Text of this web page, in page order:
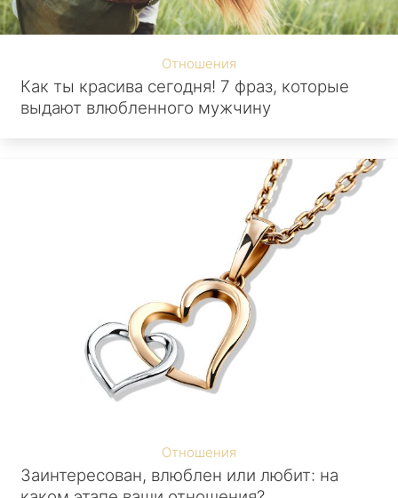
Отношения
Как ты красива сегодня! 7 фраз, которые
выдают влюбленного мужчину
Отношения
Заинтересован, влюблен или любит: на